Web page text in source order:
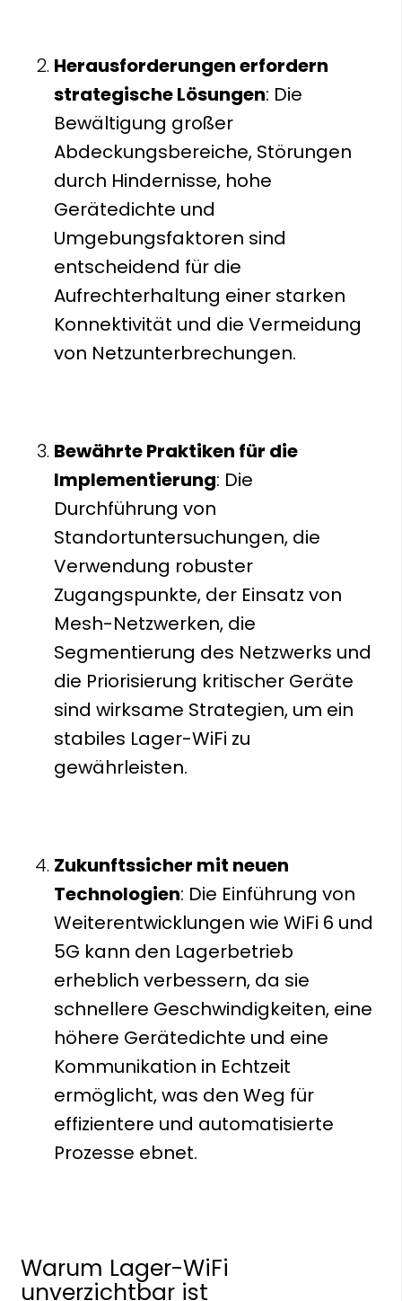
Herausforderungen erfordern
strategische Lösungen: Die
Bewältigung großer
Abdeckungsbereiche, Störungen
durch Hindernisse, hohe
Gerätedichte und
Umgebungsfaktoren sind
entscheidend für die
Aufrechterhaltung einer starken
Konnektivität und die Vermeidung
von Netzunterbrechungen.
Bewährte Praktiken für die
Implementierung: Die
Durchführung von
Standortuntersuchungen, die
Verwendung robuster
Zugangspunkte, der Einsatz von
Mesh-Netzwerken, die
Segmentierung des Netzwerks und
die Priorisierung kritischer Geräte
sind wirksame Strategien, um ein
stabiles Lager-WiFi zu
gewährleisten.
Zukunftssicher mit neuen
Technologien: Die Einführung von
Weiterentwicklungen wie WiFi 6 und
5G kann den Lagerbetrieb
erheblich verbessern, da sie
schnellere Geschwindigkeiten, eine
höhere Gerätedichte und eine
Kommunikation in Echtzeit
ermöglicht, was den Weg für
effizientere und automatisierte
Prozesse ebnet.
Warum Lager-WiFi
unverzichtbar ist